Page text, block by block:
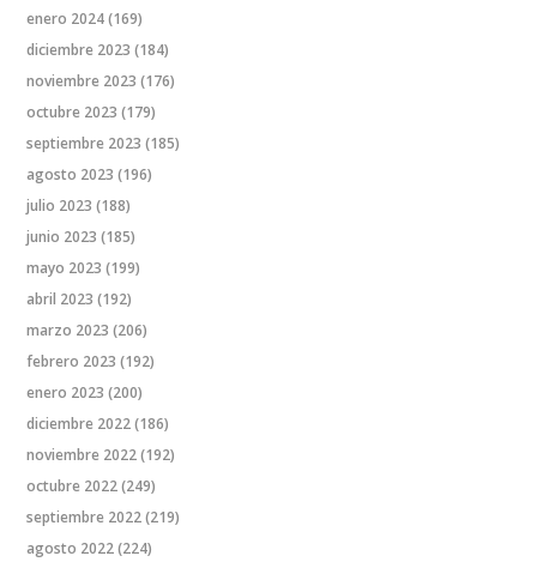
enero 2024(169)
diciembre 2023 (184)
noviembre 2023 (176)
octubre 2023 (179)
septiembre 2023 (185)
agosto 2023 (196)
julio 2023 (188)
junio 2023 (185)
mayo 2023 (199)
abril 2023 (192)
marzo 2023 (206)
febrero 2023 (192)
enero 2023 (200)
diciembre 2022(186)
noviembre 2022(192)
octubre 2022(249)
septiembre 2022(219)
agosto 2022(224)